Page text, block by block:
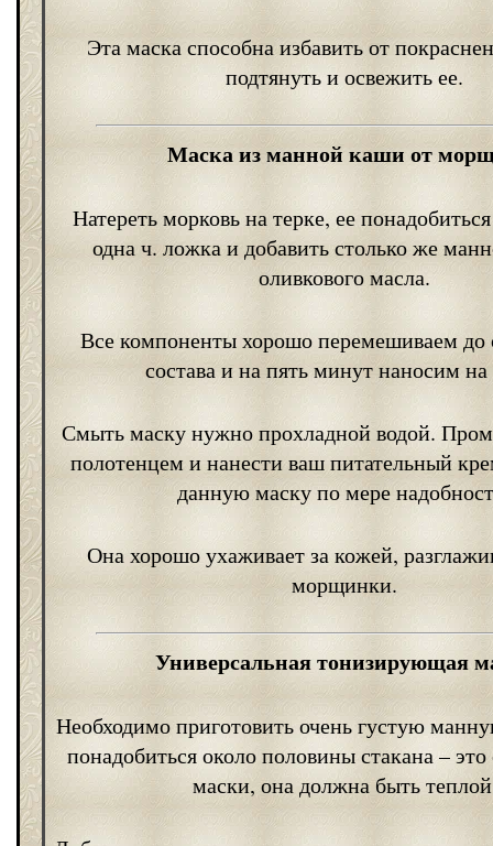
Эта маска способна избавить от
подтянуть и освежить ее.
Маска из манной каши от
Натереть морковь на терке, ее
одна ч. ложка и добавить столько же
оливкового масла.
Все компоненты хорошо перемешиваем до
состава и на пять минут наносим
Смыть маску нужно прохладной водой.
полотенцем и нанести ваш питательный
данную маску по мере
Она хорошо ухаживает за кожей,
морщинки.
Универсальная тонизирующая
Необходимо приготовить очень густую
понадобиться около половины стакана –
маски, она должна быть